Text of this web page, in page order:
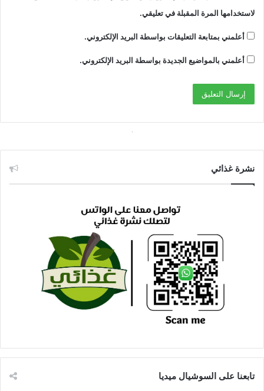
لاستخدامها المرة المقبلة في تعليقي.
أعلمني بمتابعة التعليقات بواسطة البريد الإلكتروني.
أعلمني بالمواضيع الجديدة بواسطة البريد الإلكتروني.
نشرة غذائي
تابعنا على السوشيال ميديا